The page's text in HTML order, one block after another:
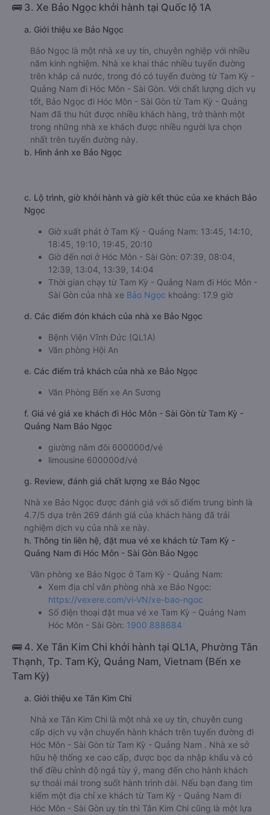
🚌 3. Xe Bảo Ngọc khởi hành tại Quốc lộ 1A
a. Giới thiệu xe Bảo Ngọc
Bảo Ngọc là một nhà xe uy tín, chuyên nghiệp với nhiều
năm kinh nghiệm. Nhà xe khai thác nhiều tuyến đường
trên khắp cả nước, trong đó có tuyến đường từ Tam Kỳ -
Quảng Nam đi Hóc Môn - Sài Gòn. Với chất lượng dịch vụ
tốt, Bảo Ngọc đi Hóc Môn - Sài Gòn từ Tam Kỳ - Quảng
Nam đã thu hút được nhiều khách hàng, trở thành một
trong những nhà xe khách được nhiều người lựa chọn
nhất trên tuyến đường này.
b. Hình ảnh xe Bảo Ngọc
c. Lộ trình, giờ khởi hành và giờ kết thúc của xe khách Bảo
Ngọc
Giờ xuất phát ở Tam Kỳ - Quảng Nam: 13:45, 14:10,
18:45, 19:10, 19:45, 20:10
Giờ đến nơi ở Hóc Môn - Sài Gòn: 07:39, 08:04,
12:39, 13:04, 13:39, 14:04
Thời gian chạy từ Tam Kỳ - Quảng Nam đi Hóc Môn -
Sài Gòn của nhà xe Bảo Ngọc khoảng: 17.9 giờ
d. Các điểm đón khách của nhà xe Bảo Ngọc
Bệnh Viện Vĩnh Đức (QL1A)
Văn phòng Hội An
e. Các điểm trả khách của nhà xe Bảo Ngọc
Văn Phòng Bến xe An Sương
f. Giá vé giá xe khách đi Hóc Môn - Sài Gòn từ Tam Kỳ -
Quảng Nam Bảo Ngọc
giường nằm đôi 600000đ/vé
limousine 600000đ/vé
g. Review, đánh giá chất lượng xe Bảo Ngọc
Nhà xe Bảo Ngọc được đánh giá với số điểm trung bình là
4.7/5 dựa trên 269 đánh giá của khách hàng đã trải
nghiệm dịch vụ của nhà xe này.
h. Thông tin liên hệ, đặt mua vé xe khách từ Tam Kỳ -
Quảng Nam đi Hóc Môn - Sài Gòn Bảo Ngọc
Văn phòng xe Bảo Ngọc ở Tam Kỳ - Quảng Nam:
Xem địa chỉ văn phòng nhà xe Bảo Ngọc:
https://vexere.com/vi-VN/xe-bao-ngoc
Số điện thoại đặt mua vé xe Tam Kỳ - Quảng Nam
Hóc Môn - Sài Gòn: 1900 888684
🚌 4. Xe Tân Kim Chi khởi hành tại QL1A, Phường Tân
Thạnh, Tp. Tam Kỳ, Quảng Nam, Vietnam (Bến xe
Tam Kỳ)
a. Giới thiệu xe Tân Kim Chi
Nhà xe Tân Kim Chi là một nhà xe uy tín, chuyên cung
cấp dịch vụ vận chuyển hành khách trên tuyến đường đi
Hóc Môn - Sài Gòn từ Tam Kỳ - Quảng Nam . Nhà xe sở
hữu hệ thống xe cao cấp, được bọc da nhập khẩu và có
thể điều chỉnh độ ngả tùy ý, mang đến cho hành khách
sự thoải mái trong suốt hành trình dài. Nếu bạn đang tìm
kiếm một địa chỉ xe khách từ Tam Kỳ - Quảng Nam đi
Hóc Môn - Sài Gòn uy tín thì Tân Kim Chi cũng là một lựa